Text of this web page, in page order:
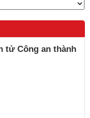
tử Công an thành